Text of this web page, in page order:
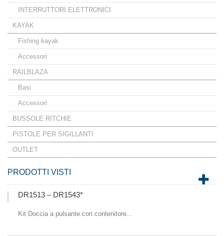
INTERRUTTORI ELETTRONICI
KAYAK
Fishing kayak
Accessori
RAILBLAZA
Basi
Accessori
BUSSOLE RITCHIE
PISTOLE PER SIGILLANTI
OUTLET
PRODOTTI VISTI
DR1513 – DR1543*
Kit Doccia a pulsante con contenitore...